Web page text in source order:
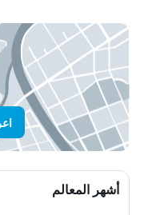
أشهر المعالم